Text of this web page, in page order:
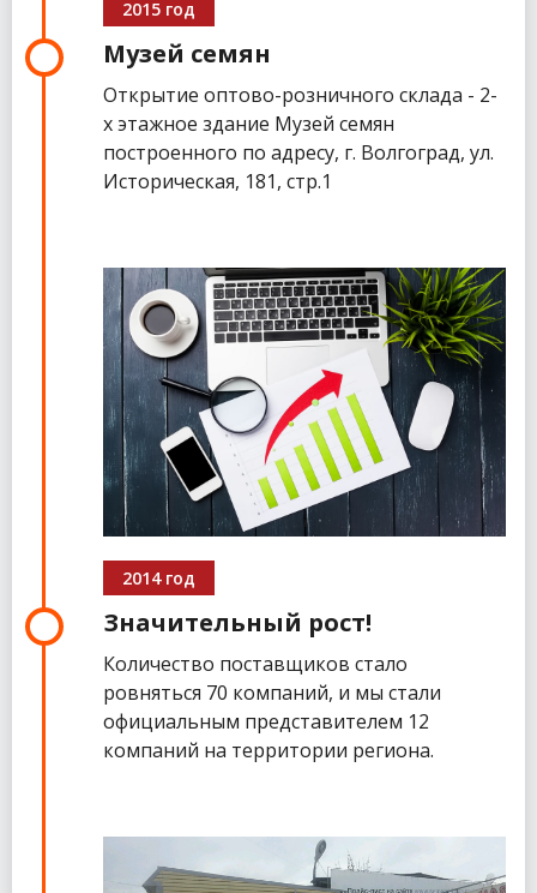
2015 год
Музей семян
Открытие оптово-розничного склада - 2-
х этажное здание Музей семян
построенного по адресу, г. Волгоград, ул.
Историческая, 181, стр.1
2014 год
Значительный рост!
Количество поставщиков стало
ровняться 70 компаний, и мы стали
официальным представителем 12
компаний на территории региона.